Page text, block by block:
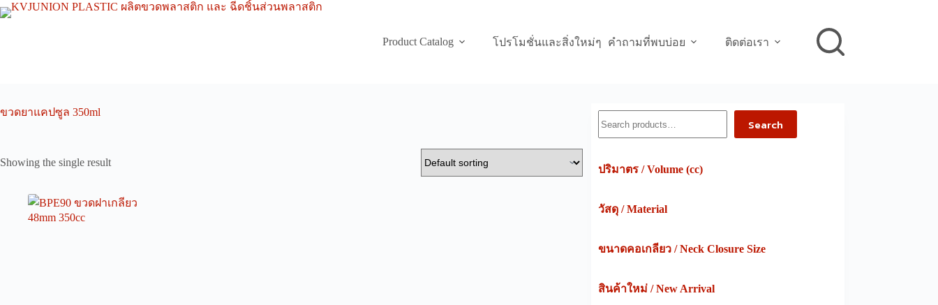
Skip
to
Product Catalog
โปรโมชั่นและสิ่งใหม่ๆ คำถามที่พบบ่อย ติดต่อเรา
ขวดยาแคปซูล 350ml
Showing the single result
Search
ปริมาตร / Volume (cc)
วัสดุ / Material
ขนาดคอเกลียว / Neck Closure Size
สินค้าใหม่ / New Arrival